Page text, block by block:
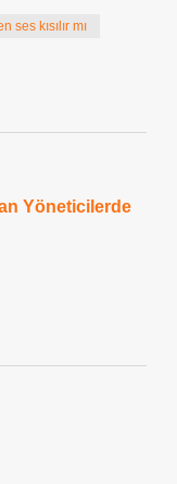
ses kısılır mı
Yöneticilerde